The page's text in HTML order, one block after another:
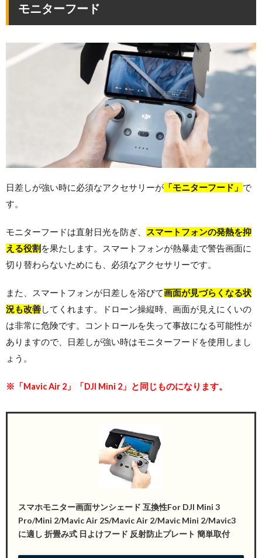
モニターフード
日差しが強い時に必須なアクセサリーが 「モニターフード」 で
す。
モニターフードは直射日光を防ぎ、
スマートフォンの発熱を抑
える役割 を果たします。スマートフォンが熱暴走で警告画面に
切り替わらないためにも、必須なアクセサリーです。
また、スマートフォンが日差しを浴びて画面が見づらくなる状
況も改善してくれます。ドローン操縦時、画面が見えにくいの
は非常に危険です。コントロールを失って事故になる可能性が
ありますので、日差しが強い時はモニターフードを使用しまし
ょう。
※ 「Mavic Air 2」「DJI Mini 2」と同じものになります。
スマホモニター画面サンシェード 互換性For DJI Mini 3
Pro/Mini 2/Mavic Air 2S/Mavic Air 2/Mavic Mini 2/Mavic3
に適し 折畳み式 日よけフード 反射防止プレート 簡単取付